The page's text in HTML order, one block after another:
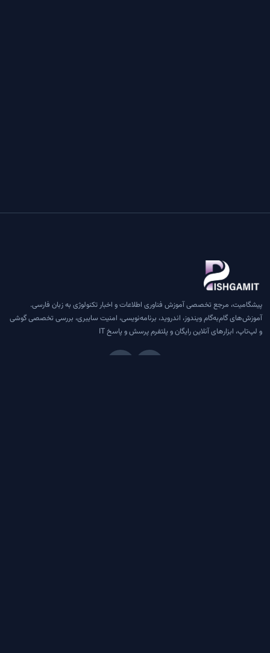
پیشگامیت، مرجع تخصصی آموزش فناوری اطلاعات و اخبار تکنولوژی به زبان فارسی.
آموزش‌های گام‌به‌گام ویندوز، اندروید، برنامه‌نویسی، امنیت سایبری، بررسی تخصصی گوشی
و لپ‌تاپ، ابزارهای آنلاین رایگان و پلتفرم پرسش و پاسخ IT